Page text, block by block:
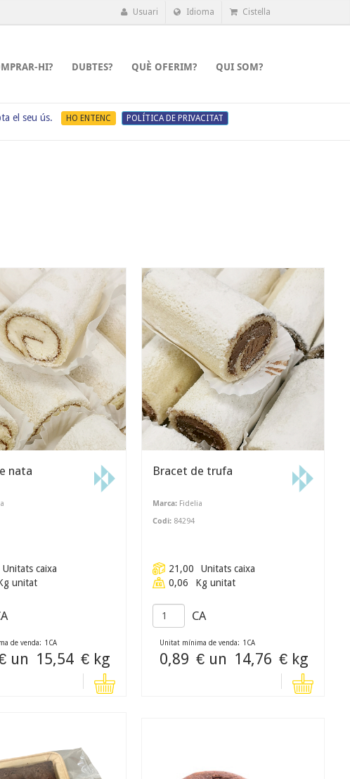
el seu ús. HO ENTENC POLÍTICA DE PRIVACITAT
Usuari Idioma Cistella
HI? DUBTES? QUÈ OFERIM? QUI SOM?
nata
Unitats caixa
unitat
de venda: 1 CA
un 15,54 € kg
Bracet de trufa
Marca: Fidelia
Codi: 84294
21,00
Unitats caixa
0,06
Kg unitat
CA
Unitat mínima de venda: 1 CA
0,89 € un 14,76 € kg